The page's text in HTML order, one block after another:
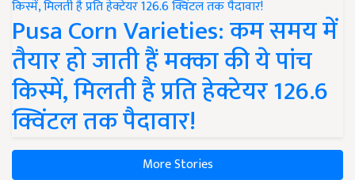
Pusa Corn Varieties: कम समय में
तैयार हो जाती हैं मक्का की ये पांच
किस्में, मिलती है प्रति हेक्टेयर 126.6
क्विंटल तक पैदावार!
More Stories